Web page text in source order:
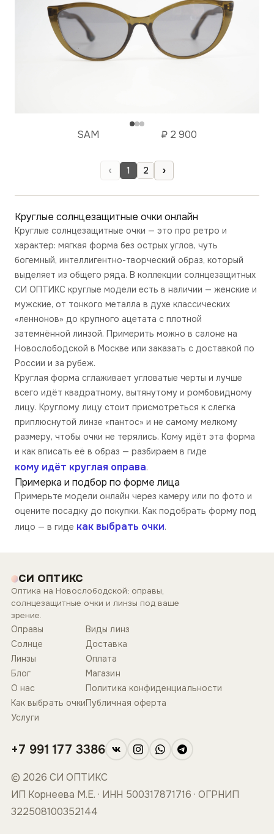
SAM ₽ 2 900
‹ 1 2 ›
Круглые солнцезащитные очки онлайн
Круглые солнцезащитные очки — это про ретро и
характер: мягкая форма без острых углов, чуть
богемный, интеллигентно-творческий образ, который
выделяет из общего ряда. В коллекции солнцезащитных
СИ ОПТИКС круглые модели есть в наличии — женские и
мужские, от тонкого металла в духе классических
«леннонов» до крупного ацетата с плотной
затемнённой линзой. Примерить можно в салоне на
Новослободской в Москве или заказать с доставкой по
России и за рубеж.
Круглая форма сглаживает угловатые черты и лучше
всего идёт квадратному, вытянутому и ромбовидному
лицу. Круглому лицу стоит присмотреться к слегка
приплюснутой линзе «пантос» и не самому мелкому
размеру, чтобы очки не терялись. Кому идёт эта форма
и как вписать её в образ — разбираем в гиде
кому идёт круглая оправа.
Примерка и подбор по форме лица
Примерьте модели онлайн через камеру или по фото и
оцените посадку до покупки. Как подобрать форму под
лицо — в гиде как выбрать очки.
СИ ОПТИКС
Оптика на Новослободской: оправы,
солнцезащитные очки и линзы под ваше
зрение.
Оправы
Солнце
Линзы
Блог
О нас
Как выбрать очки
Услуги
Виды линз
Доставка
Оплата
Магазин
Политика конфиденциальности
Публичная оферта
+7 991 177 3386
© 2026 СИ ОПТИКС
ИП Корнеева М.Е. · ИНН 500317871716 · ОГРНИП
322508100352144